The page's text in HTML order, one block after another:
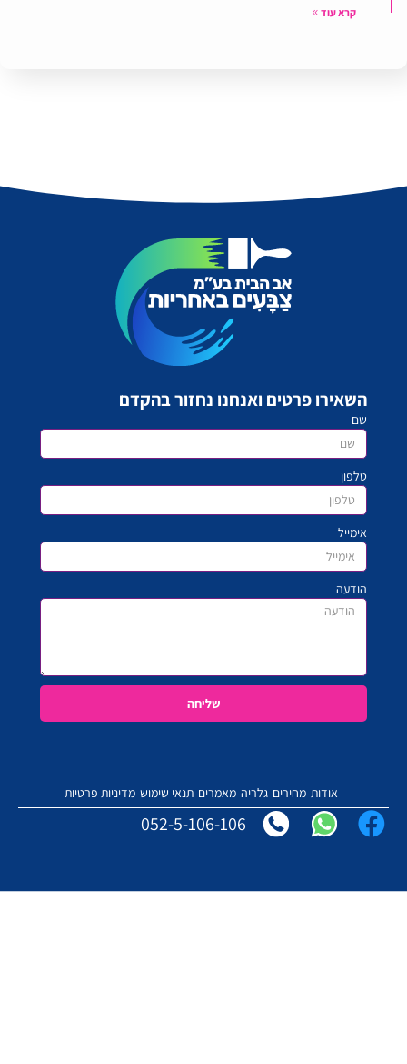
קרא עוד
השאירו פרטים ואנחנו נחזור בהקדם
שם
טלפון
אימייל
הודעה
שליחה
אודות מחירים גלריה מאמרים תנאי שימוש מדיניות פרטיות
052-5-106-106